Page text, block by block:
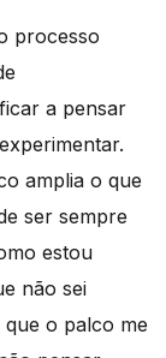
processo
a pensar
amplia o que
ser sempre
estou
não sei
o palco me